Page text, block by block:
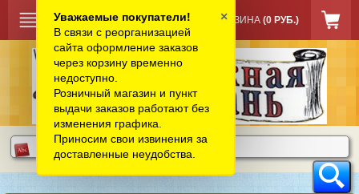
КОРЗИНА (0 РУБ.)
Уважаемые покупатели!
В связи с реорганизацией
сайта оформление заказов
через корзину временно
недоступно.
Розничный магазин и пункт
выдачи заказов работают без
изменения графика.
Приносим свои извинения за
доставленные неудобства.
×